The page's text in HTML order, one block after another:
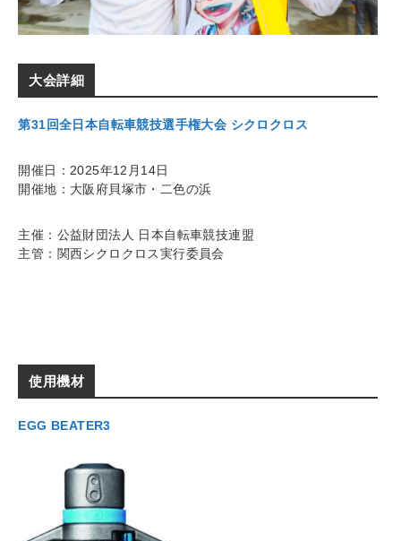
大会詳細
第31回全日本自転車競技選手権大会 シクロクロス
開催日：2025年12月14日
開催地：大阪府貝塚市・二色の浜
主催：公益財団法人 日本自転車競技連盟
主管：関西シクロクロス実行委員会
使用機材
EGG BEATER3